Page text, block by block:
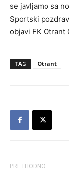
se javljamo sa
Sportski
objavi FK Otrant
TAG Otrant
PRETHODNO